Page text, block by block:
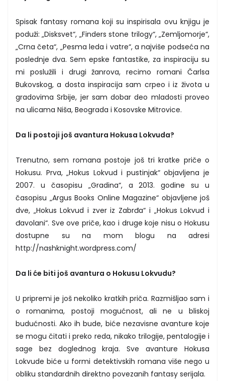
Spisak fantasy romana koji su inspirisala ovu knjigu je
poduži: „Disksvet“, „Finders stone trilogy“, „Zemljomorje“,
„Crna četa“, „Pesma leda i vatre“, a najviše podseća na
poslednje dva. Sem epske fantastike, za inspiraciju su
mi poslužili i drugi žanrova, recimo romani Čarlsa
Bukovskog, a dosta inspiracija sam crpeo i iz života u
gradovima Srbije, jer sam dobar deo mladosti proveo
na ulicama Niša, Beograda i Kosovske Mitrovice.
Da li postoji još avantura Hokusa Lokvuda?
Trenutno, sem romana postoje još tri kratke priče o
Hokusu. Prva, „Hokus Lokvud i pustinjak“ objavljena je
2007. u časopisu „Gradina“, a 2013. godine su u
časopisu „Argus Books Online Magazine“ objavljene još
dve, „Hokus Lokvud i zver iz Zabrđa“ i „Hokus Lokvud i
đavolani“. Sve ove priče, kao i druge koje nisu o Hokusu
dostupne su na mom blogu na adresi
http://nashknight.wordpress.com/
Da li će biti još avantura o Hokusu Lokvudu?
U pripremi je još nekoliko kratkih priča. Razmišljao sam i
o romanima, postoji mogućnost, ali ne u bliskoj
budućnosti. Ako ih bude, biće nezavisne avanture koje
se mogu čitati i preko reda, nikako trilogije, pentalogije i
sage bez doglednog kraja. Sve avanture Hokusa
Lokvude biće u formi detektivskih romana više nego u
obliku standardnih direktno povezanih fantasy serijala.